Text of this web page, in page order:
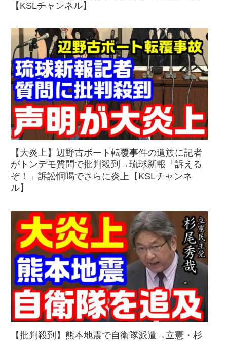
【KSLチャンネル】
【大炎上】辺野古ボート転覆事件の遺族に記者
がトンデモ質問で批判殺到→琉球新報「訴える
ぞ！」訴訟恫喝でさらに炎上【KSLチャンネ
ル】
【批判殺到】熊本地震で自衛隊派遣→立憲・杉